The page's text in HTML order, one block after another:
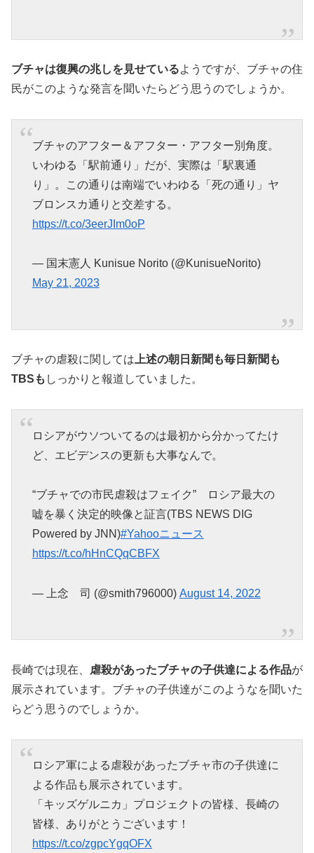
ブチャは復興の兆しを見せているようですが、ブチャの住
民がこのような発言を聞いたらどう思うのでしょうか。
ブチャのアフター＆アフター・アフター別角度。
いわゆる「駅前通り」だが、実際は「駅裏通
り」。この通りは南端でいわゆる「死の通り」ヤ
ブロンスカ通りと交差する。
https://t.co/3eerJIm0oP
— 国末憲人 Kunisue Norito (@KunisueNorito)
May 21, 2023
ブチャの虐殺に関しては上述の朝日新聞も毎日新聞も
TBSも しっかりと報道していました。
ロシアがウソついてるのは最初から分かってたけ
ど、エビデンスの更新も大事なんで。
“ブチャでの市民虐殺はフェイク” ロシア最大の
嘘を暴く決定的映像と証言(TBS NEWS DIG
Powered by JNN)#Yahooニュース
https://t.co/hHnCQqCBFX
— 上念 司 (@smith796000) August 14, 2022
長崎では現在、 虐殺があったブチャの子供達による作品が
展示されています。ブチャの子供達がこのようなを聞いた
らどう思うのでしょうか。
ロシア軍による虐殺があったブチャ市の子供達に
よる作品も展示されています。
「キッズゲルニカ」プロジェクトの皆様、長崎の
皆様、ありがとうございます！
https://t.co/zgpcYgqOFX